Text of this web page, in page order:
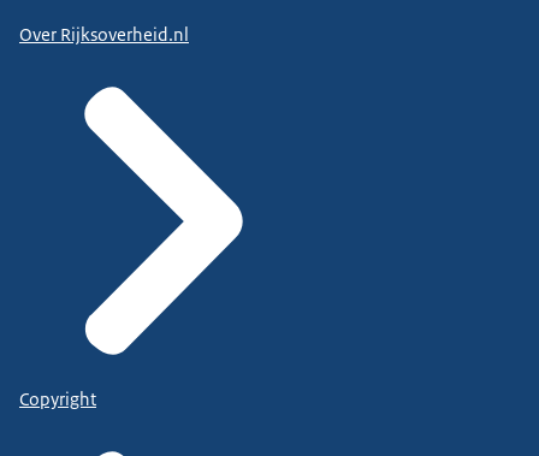
Over Rijksoverheid.nl
Copyright